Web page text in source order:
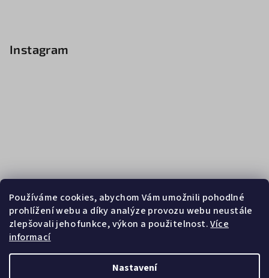
Používáme cookies, abychom Vám umožnili pohodlné
prohlížení webu a díky analýze provozu webu neustále
zlepšovali jeho funkce, výkon a použitelnost.Více
informací
Nastavení
Instagram
Sledovat na Instagramu